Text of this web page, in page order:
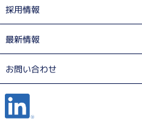
採用情報
最新情報
お問い合わせ